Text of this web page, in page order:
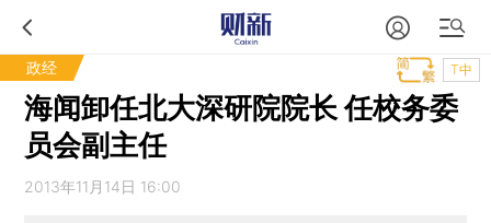
政经 T中
海闻卸任北大深研院院长 任校务委
员会副主任
2013年11月14日 16:00